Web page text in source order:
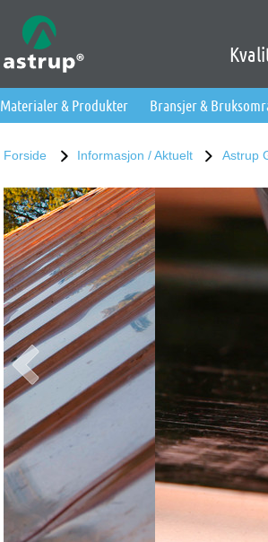
Materialer & Produkter Bransjer &
Forside Informasjon / Aktuelt Astrup